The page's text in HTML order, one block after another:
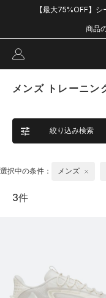
【最大75%OFF】
商品
メンズ トレーニン
絞り込み検索
選択中の条件： メンズ
3件